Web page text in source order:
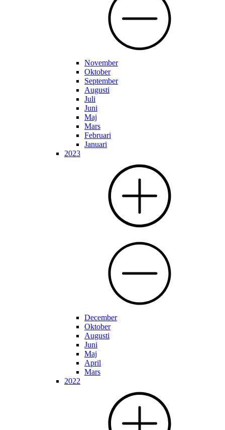
November
Oktober
September
Augusti
Juli
Juni
Maj
Mars
Februari
Januari
2023
December
Oktober
Augusti
Juni
Maj
April
Mars
2022